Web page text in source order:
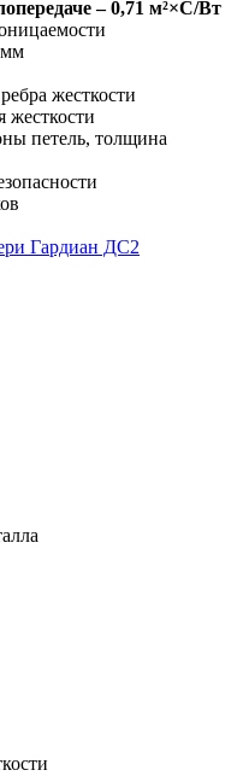
– 0,71 м²×С/Вт
мм
жесткости
жесткости
петель, толщина
Гардиан ДС2